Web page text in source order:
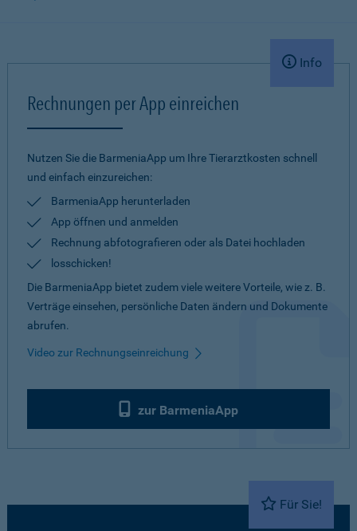
Info
Rechnungen per App einreichen
Nutzen Sie die BarmeniaApp um Ihre Tierarztkosten schnell
und einfach einzureichen:
BarmeniaApp herunterladen
App öffnen und anmelden
Rechnung abfotografieren oder als Datei hochladen
losschicken!
Die BarmeniaApp bietet zudem viele weitere Vorteile, wie z. B.
Verträge einsehen, persönliche Daten ändern und Dokumente
abrufen.
Video zur Rechnungseinreichung
zur BarmeniaApp
Für Sie!